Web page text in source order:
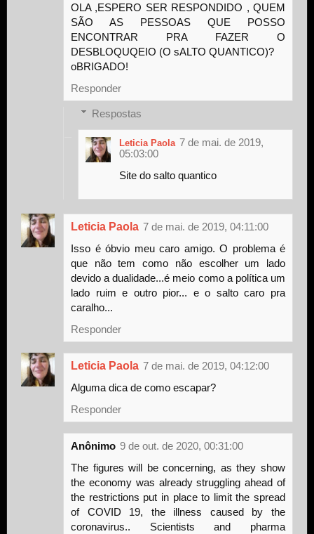
OLA ,ESPERO SER RESPONDIDO , QUEM
SÃO AS PESSOAS QUE POSSO
ENCONTRAR PRA FAZER O
DESBLOQUQEIO (O sALTO QUANTICO)?
oBRIGADO!
Responder
Respostas
Leticia Paola 7 de mai. de 2019,
05:03:00
Site do salto quantico
Leticia Paola 7 de mai. de 2019, 04:11:00
Isso é óbvio meu caro amigo. O problema é
que não tem como não escolher um lado
devido a dualidade...é meio como a política um
lado ruim e outro pior... e o salto caro pra
caralho...
Responder
Leticia Paola 7 de mai. de 2019, 04:12:00
Alguma dica de como escapar?
Responder
Anônimo 9 de out. de 2020, 00:31:00
The figures will be concerning, as they show
the economy was already struggling ahead of
the restrictions put in place to limit the spread
of COVID 19, the illness caused by the
coronavirus.. Scientists and pharma